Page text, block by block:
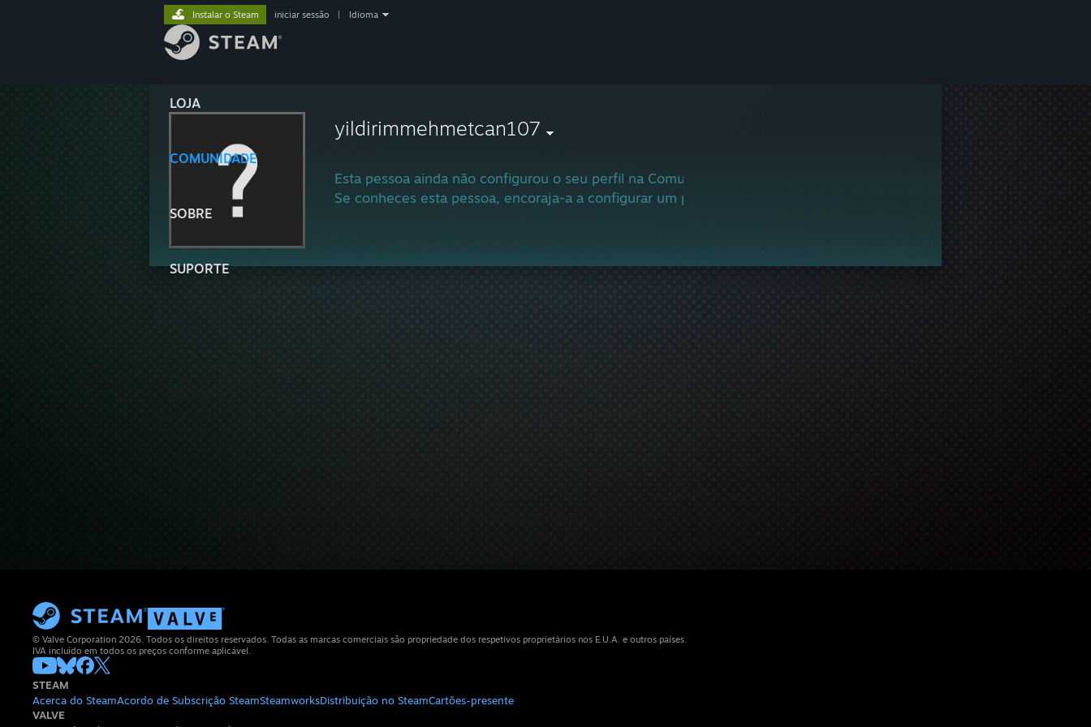
LOJA
COMUNIDADE
SOBRE
SUPORTE
Instalar o Steam iniciar sessão Idioma
yildirimmehmetcan107
Esta pessoa ainda não configurou o seu perfil na Comunidade Steam.
Se conheces esta pessoa, encoraja-a a configurar um perfil e a jogar contigo!
© Valve Corporation 2026. Todos os direitos reservados. Todas as marcas comerciais são propriedade dos respetivos proprietários nos E.U.A. e outros países.
IVA incluído em todos os preços conforme aplicável.
STEAM
Acerca do SteamAcordo de Subscrição SteamSteamworksDistribuição no SteamCartões-presente
VALVE